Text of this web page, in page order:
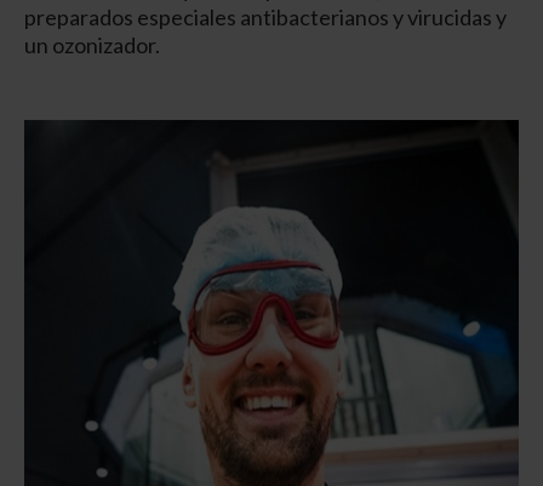
preparados especiales antibacterianos y virucidas y
un ozonizador.